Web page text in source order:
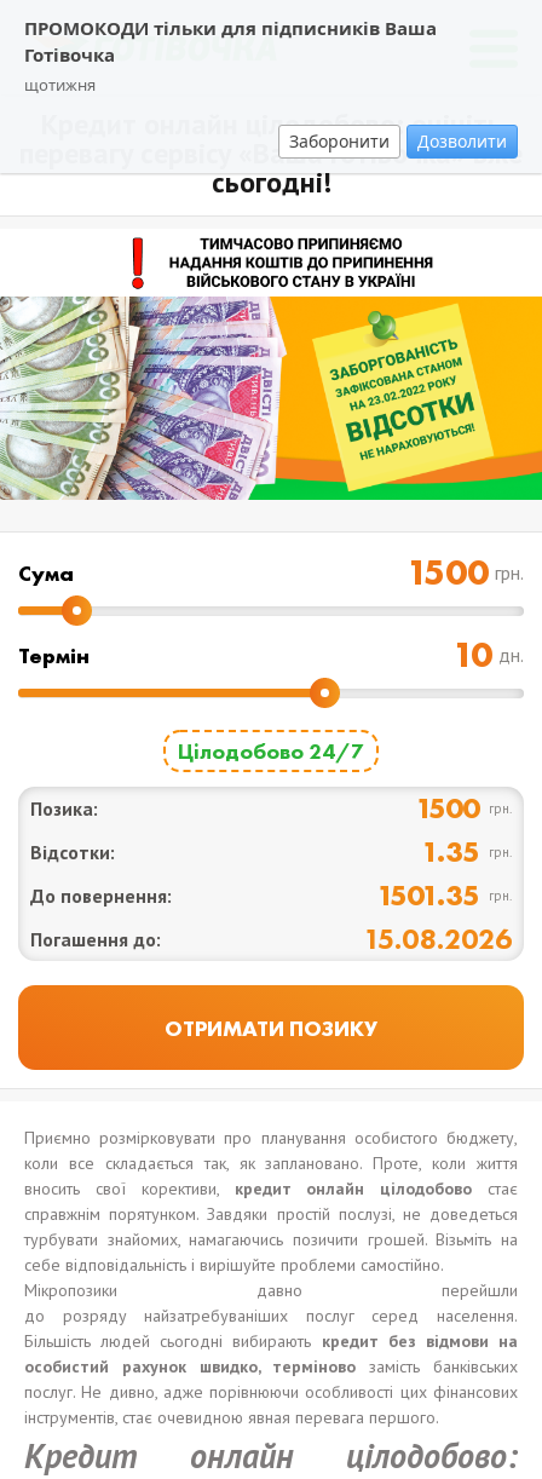
ПРОМОКОДИ тільки для підписників Ваша
Готівочка
щотижня
Заборонити Дозволити
Кредит онлайн цілодобово: оцініть
перевагу сервісу «Ваша Готівочка» вже
сьогодні!
Cума грн.
Термін дн.
Цілодобово 24/7
Позика: 1500 грн.
Відсотки: 1.35 грн.
До повернення: 1501.35 грн.
Погашення до: 15.08.2026
Приємно розмірковувати про планування особистого бюджету,
коли все складається так, як заплановано. Проте, коли життя
вносить свої корективи, кредит онлайн цілодобово стає
справжнім порятунком. Завдяки простій послузі, не доведеться
турбувати знайомих, намагаючись позичити грошей. Візьміть на
себе відповідальність і вирішуйте проблеми самостійно.
Мікропозики давно перейшли
до розряду найзатребуваніших послуг серед населення.
Більшість людей сьогодні вибирають кредит без відмови на
особистий рахунок швидко, терміново замість банківських
послуг. Не дивно, адже порівнюючи особливості цих фінансових
інструментів, стає очевидною явная перевага першого.
Кредит онлайн цілодобово: